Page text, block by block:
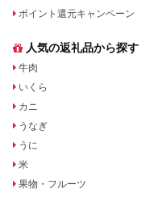
ポイント還元キャンペーン
人気の返礼品から探す
牛肉
いくら
カニ
うなぎ
うに
米
果物・フルーツ